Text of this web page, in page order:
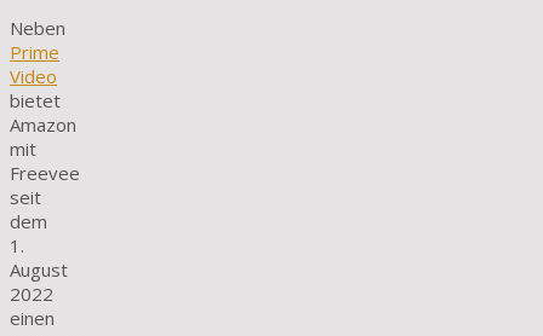
Neben
Prime
Video
bietet
Amazon
mit
Freevee
seit
dem
1.
August
2022
einen